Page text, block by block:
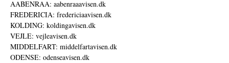
AABENRAA: aabenraaavisen.dk
FREDERICIA: fredericiaavisen.dk
KOLDING: koldingavisen.dk
VEJLE: vejleavisen.dk
MIDDELFART: middelfartavisen.dk
ODENSE: odenseavisen.dk